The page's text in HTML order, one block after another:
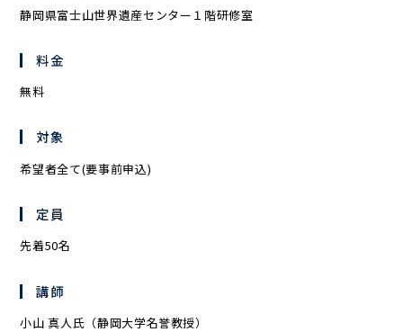
静岡県富士山世界遺産センター１階研修室
料金
無料
対象
希望者全て(要事前申込)
定員
先着50名
講師
小山 真人氏（静岡大学名誉教授）